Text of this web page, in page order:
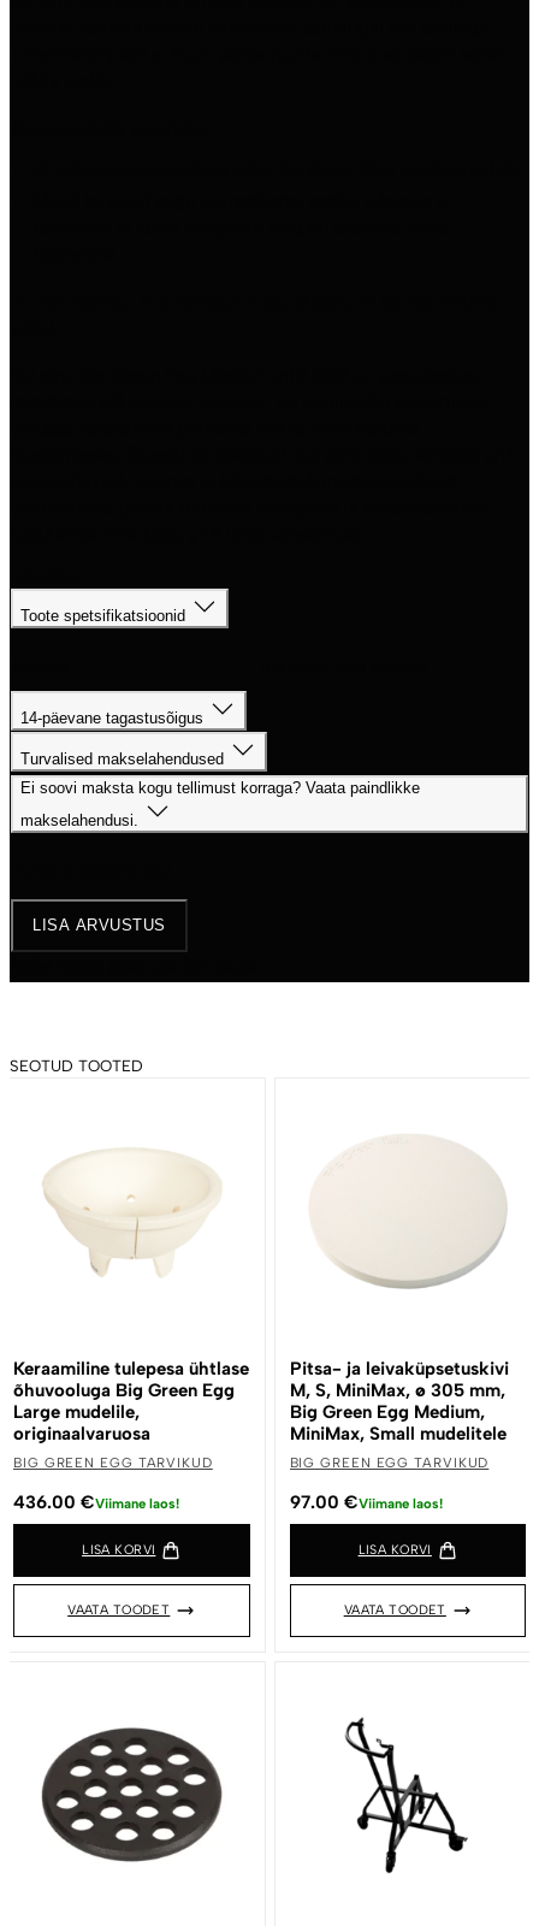
Toote spetsifikatsioonid
14-päevane tagastusõigus
Turvalised makselahendused
Ei soovi maksta kogu tellimust korraga? Vaata paindlikke
makselahendusi.
LISA ARVUSTUS
SEOTUD TOOTED
Keraamiline tulepesa ühtlase
õhuvooluga Big Green Egg
Large mudelile,
originaalvaruosa
BIG GREEN EGG TARVIKUD
436.00 €Viimane laos!
LISA KORVI
VAATA TOODET
Pitsa- ja leivaküpsetuskivi
M, S, MiniMax, ø 305 mm,
Big Green Egg Medium,
MiniMax, Small mudelitele
BIG GREEN EGG TARVIKUD
97.00 €Viimane laos!
LISA KORVI
VAATA TOODET